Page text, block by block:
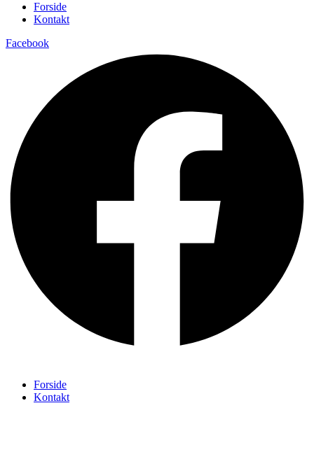
Forside
Kontakt
Facebook
Forside
Kontakt